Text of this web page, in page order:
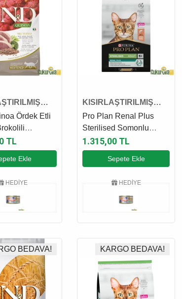
Ördek Etli
Kedi
Kg
TL
Ekle
HEDİYE
KISIRLAŞTIRILMIŞ
KEDİ MAMASI
Pro Plan Renal Plus
Sterilised Somonlu
Kısırlaştırılmış Kedi
Maması 1.5 Kg
1.315,00 TL
Sepete Ekle
HEDİYE
BEDAVA! KARGO BEDAVA!